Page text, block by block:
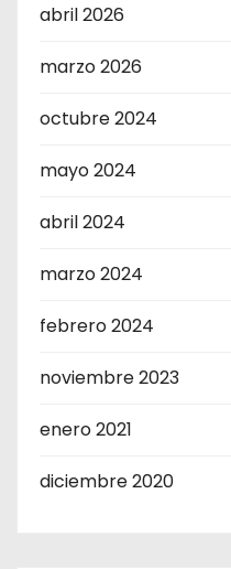
abril 2026
marzo 2026
octubre 2024
mayo 2024
abril 2024
marzo 2024
febrero 2024
noviembre 2023
enero 2021
diciembre 2020